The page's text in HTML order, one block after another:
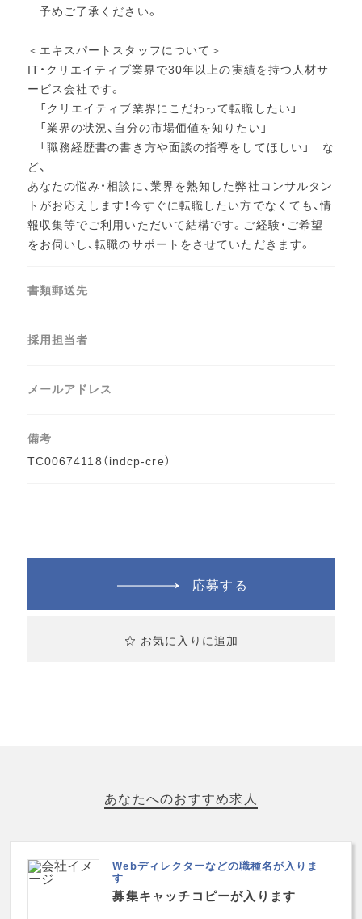
予めご了承ください。
＜エキスパートスタッフについて＞
IT・クリエイティブ業界で30年以上の実績を持つ人材サ
ービス会社です。
「クリエイティブ業界にこだわって転職したい」
「業界の状況、自分の市場価値を知りたい」
「職務経歴書の書き方や面談の指導をしてほしい」 な
ど、
あなたの悩み・相談に、業界を熟知した弊社コンサルタン
トがお応えします！今すぐに転職したい方でなくても、情
報収集等でご利用いただいて結構です。ご経験・ご希望
をお伺いし、転職のサポートをさせていただきます。
書類郵送先
採用担当者
メールアドレス
備考
TC00674118（indcp-cre）
応募する
お気に入りに追加
あなたへのおすすめ求人
Webディレクターなどの職種名が入りま
す
募集キャッチコピーが入ります